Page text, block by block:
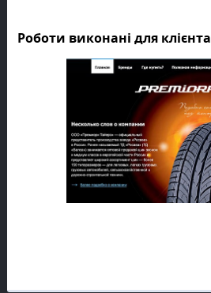
Роботи виконані для клієнта